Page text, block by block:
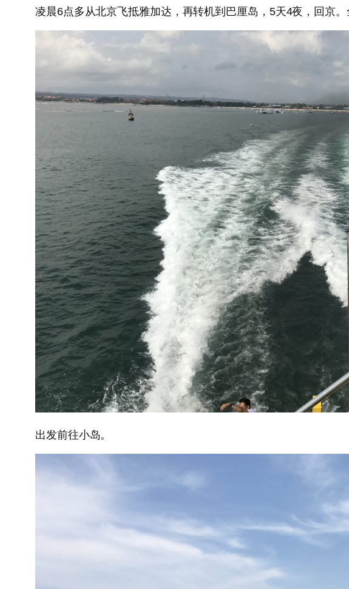
凌晨6点多从北京飞抵雅加达，再转机到巴厘岛，5天4夜，回京
出发前往小岛。